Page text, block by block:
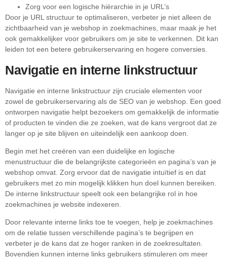
Zorg voor een logische hiërarchie in je URL’s
Door je URL structuur te optimaliseren, verbeter je niet alleen de
zichtbaarheid van je webshop in zoekmachines, maar maak je het
ook gemakkelijker voor gebruikers om je site te verkennen. Dit kan
leiden tot een betere gebruikerservaring en hogere conversies.
Navigatie en interne linkstructuur
Navigatie en interne linkstructuur zijn cruciale elementen voor
zowel de gebruikerservaring als de SEO van je webshop. Een goed
ontworpen navigatie helpt bezoekers om gemakkelijk de informatie
of producten te vinden die ze zoeken, wat de kans vergroot dat ze
langer op je site blijven en uiteindelijk een aankoop doen.
Begin met het creëren van een duidelijke en logische
menustructuur die de belangrijkste categorieën en pagina’s van je
webshop omvat. Zorg ervoor dat de navigatie intuïtief is en dat
gebruikers met zo min mogelijk klikken hun doel kunnen bereiken.
De interne linkstructuur speelt ook een belangrijke rol in hoe
zoekmachines je website indexeren.
Door relevante interne links toe te voegen, help je zoekmachines
om de relatie tussen verschillende pagina’s te begrijpen en
verbeter je de kans dat ze hoger ranken in de zoekresultaten.
Bovendien kunnen interne links gebruikers stimuleren om meer